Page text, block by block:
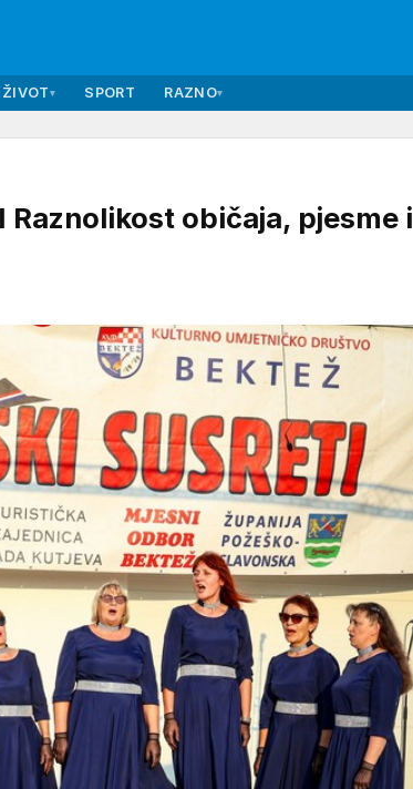
▾ SPORT RAZNO▾
Raznolikost običaja, pjesme i